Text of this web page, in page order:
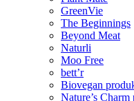
GreenVie
The Beginnings
Beyond Meat
Naturli
Moo Free
bett’r
Biovegan
Nature’s